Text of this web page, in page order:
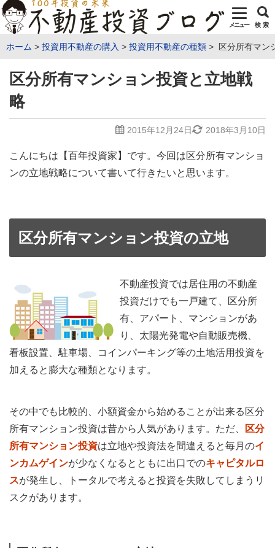
メニュー 検 索
ホーム 投資用不動産の購入 投資用不動産の種類 区分所有マン
区分所有マンション投資と立地戦
略
2015年12月24日 2018年3月10日
こんにちは【百年投資家】です。今回は区分所有マンショ
ンの立地戦略について書いて行きたいと思います。
区分所有マンション投資の立地
不動産投資では居住用の不動産
投資だけでも一戸建て、区分所
有、アパート、マンションがあ
り、太陽光発電や自動販売機、
看板設置、駐車場、コインパーキング等の土地活用投資を
加えると膨大な種類となります。
その中でも比較的、小額資金から始めることが出来る区分
所有マンション投資は昔から人気があります。ただ、
区分
所有マンション投資は立地や投資法を間違えると毎月のイ
ンカムゲインが少なくなるとともに出口でのキャピタルロ
スが発生し、トータルで考えると投資を失敗してしまうリ
スクがあります。